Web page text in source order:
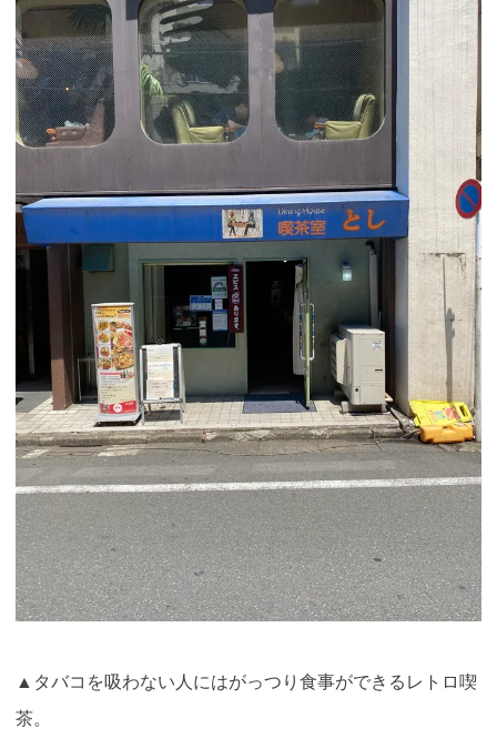
▲タバコを吸わない人にはがっつり食事ができるレトロ喫
茶。